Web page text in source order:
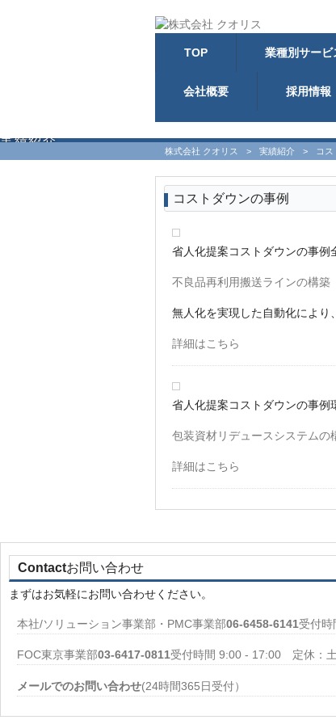
TOP 業種別サービ
会社概要 採用情報
実績紹介
株式会社 クオリス > 実績紹介 > コ
コストダウンの事例
省人化提案コストダウンの事例
不良品再利用搬送ラインの構築
無人化を実現した自動化により
詳細はこちら
省人化提案コストダウンの事例
包装資材リデュースシステムの
詳細はこちら
Contactお問い合わせ
まずはお気軽にお問い合わせください。
本社/ソリューション事業部・PMC事業部06-6458-6141受付
FOC東京事業部03-6417-0811受付時間 9:00 - 17:00 定休：
メールでのお問い合わせ(24時間365日受付）